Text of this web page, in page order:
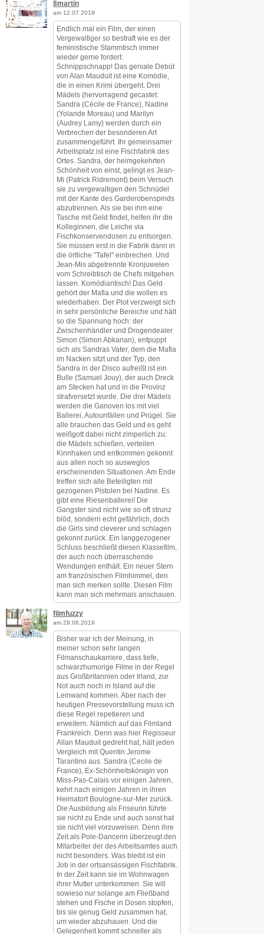
8martin
am 12.07.2019
Endlich mal ein Film, der einen
Vergewaltiger so bestraft wie es der
feministische Stammtisch immer
wieder gerne fordert:
Schnippschnapp! Das geniale Debüt
von Alan Mauduit ist eine Komödie,
die in einen Krimi übergeht. Drei
Mädels (hervorragend gecastet:
Sandra (Cécile de France), Nadine
(Yolande Moreau) und Marilyn
(Audrey Lamy) werden durch ein
Verbrechen der besonderen Art
zusammengeführt. Ihr gemeinsamer
Arbeitsplatz ist eine Fischfabrik des
Ortes. Sandra, der heimgekehrten
Schönheit von einst, gelingt es Jean-
Mi (Patrick Ridremont) beim Versuch
sie zu vergewaltigen den Schnüdel
mit der Kante des Garderobenspinds
abzutrennen. Als sie bei ihm eine
Tasche mit Geld findet, helfen ihr die
Kolleginnen, die Leiche via
Fischkonservendosen zu entsorgen.
Sie müssen erst in die Fabrik dann in
die örtliche "Tafel" einbrechen. Und
Jean-Mis abgetrennte Kronjuwelen
vom Schreibtisch de Chefs mitgehen
lassen. Komödiantisch! Das Geld
gehört der Mafia und die wollen es
wiederhaben. Der Plot verzweigt sich
in sehr persönliche Bereiche und hält
so die Spannung hoch: der
Zwischenhändler und Drogendealer
Simon (Simon Abkarian), entpuppt
sich als Sandras Vater, dem die Mafia
im Nacken sitzt und der Typ, den
Sandra in der Disco aufreißt ist ein
Bulle (Samuel Jouy), der auch Dreck
am Stecken hat und in die Provinz
strafversetzt wurde. Die drei Mädels
werden die Ganoven los mit viel
Ballerei, Autounfällen und Prügel. Sie
alle brauchen das Geld und es geht
weißgott dabei nicht zimperlich zu:
die Mädels schießen, verteilen
Kinnhaken und entkommen gekonnt
aus allen noch so ausweglos
erscheinenden Situationen. Am Ende
treffen sich alle Beteiligten mit
gezogenen Pistolen bei Nadine. Es
gibt eine Riesenballerei! Die
Gangster sind nicht wie so oft strunz
blöd, sondern echt gefährlich, doch
die Girls sind cleverer und schlagen
gekonnt zurück. Ein langgezogener
Schluss beschließt diesen Klassefilm,
der auch noch überraschende
Wendungen enthält. Ein neuer Stern
am französischen Filmhimmel, den
man sich merken sollte. Diesen Film
kann man sich mehrmals anschauen.
filmfuzzy
am 29.06.2019
Bisher war ich der Meinung, in
meiner schon sehr langen
Filmanschaukarriere, dass tiefe,
schwarzhumorige Filme in der Regel
aus Großbritannien oder Irland, zur
Not auch noch in Island auf die
Leinwand kommen. Aber nach der
heutigen Pressevorstellung muss ich
diese Regel repetieren und
erweitern. Nämlich auf das Filmland
Frankreich. Denn was hier Regisseur
Allan Mauduit gedreht hat, hält jeden
Vergleich mit Quentin Jerome
Tarantino aus. Sandra (Cecile de
France), Ex-Schönheitskönigin von
Miss-Pas-Calais vor einigen Jahren,
kehrt nach einigen Jahren in ihren
Heimatort Boulogne-sur-Mer zurück.
Die Ausbildung als Friseurin führte
sie nicht zu Ende und auch sonst hat
sie nicht viel vorzuweisen. Denn ihre
Zeit als Pole-Dancerin überzeugt den
Mitarbeiter der des Arbeitsamtes auch
nicht besonders. Was bleibt ist ein
Job in der ortsansässigen Fischfabrik.
In der Zeit kann sie im Wohnwagen
ihrer Mutter unterkommen. Sie will
sowieso nur solange am Fließband
stehen und Fische in Dosen stopfen,
bis sie genug Geld zusammen hat,
um wieder abzuhauen. Und die
Gelegenheit kommt schneller als